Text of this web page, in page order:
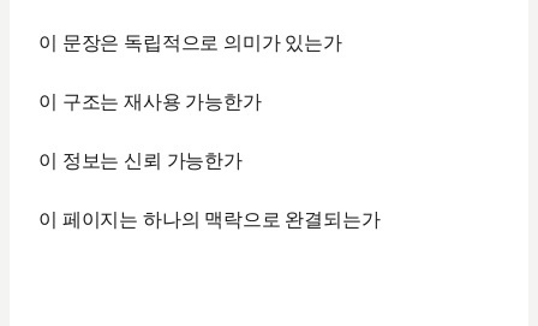
이 문장은 독립적으로 의미가 있는가
이 구조는 재사용 가능한가
이 정보는 신뢰 가능한가
이 페이지는 하나의 맥락으로 완결되는가